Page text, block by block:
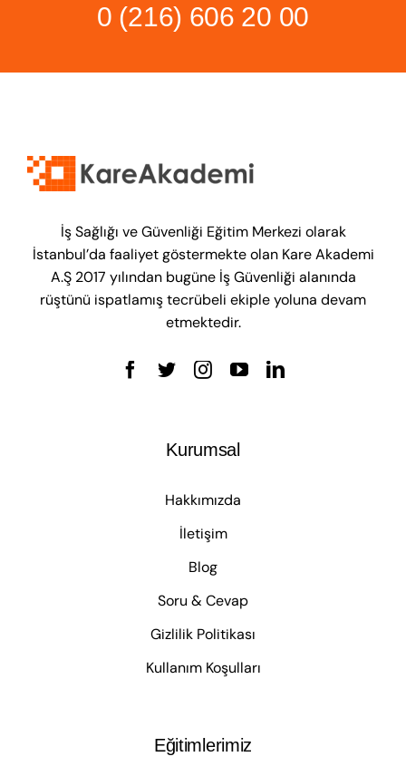
0 (216) 606 20 00
İş Sağlığı ve Güvenliği Eğitim Merkezi olarak
İstanbul’da faaliyet göstermekte olan Kare Akademi
A.Ş 2017 yılından bugüne İş Güvenliği alanında
rüştünü ispatlamış tecrübeli ekiple yoluna devam
etmektedir.
Kurumsal
Hakkımızda
İletişim
Blog
Soru & Cevap
Gizlilik Politikası
Kullanım Koşulları
Eğitimlerimiz